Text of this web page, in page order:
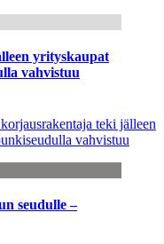
yrityskaupat
vahvistuu
teki jälleen
vahvistuu
seudulle –